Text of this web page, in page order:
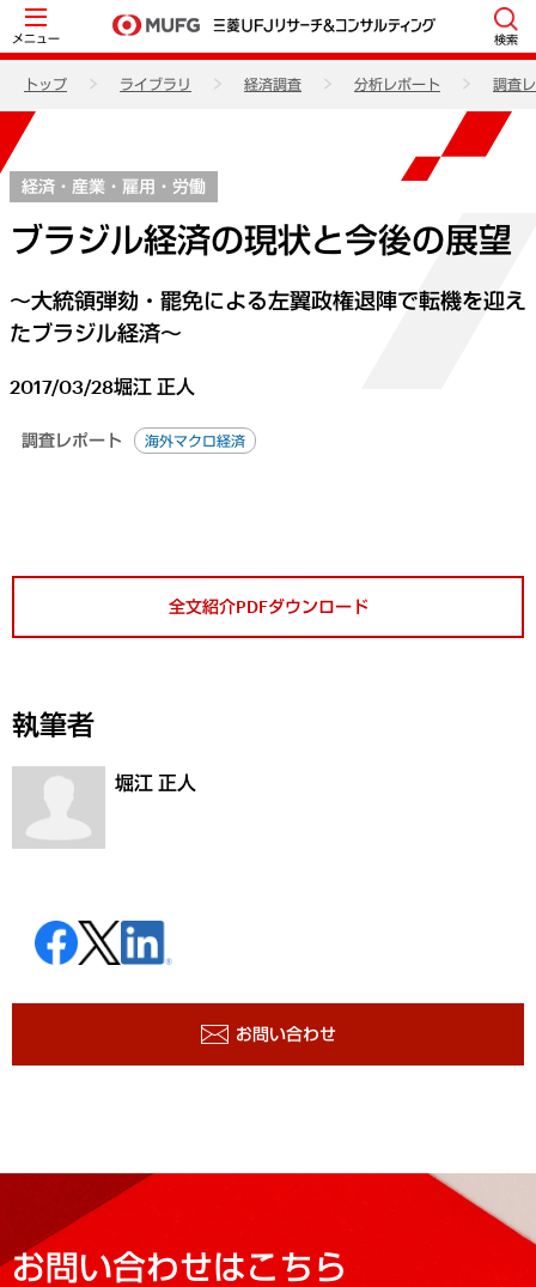
メニュー 検索
トップ ライブラリ 経済調査 分析レポート 調査
経済・産業・雇用・労働
ブラジル経済の現状と今後の展望
～大統領弾劾・罷免による左翼政権退陣で転機を迎え
たブラジル経済～
2017/03/28堀江 正人
調査レポート 海外マクロ経済
全文紹介PDFダウンロード
執筆者
堀江 正人
お問い合わせ
お問い合わせはこちら